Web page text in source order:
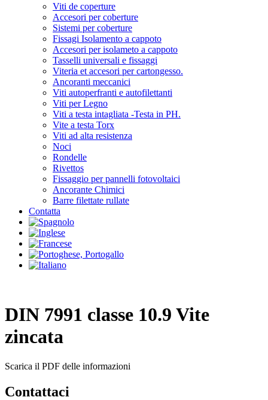
Viti de coperture
Accesori per coberture
Sistemi per coberture
Fissagi Isolamento a cappoto
Accesori per isolameto a cappoto
Tasselli universali e fissaggi
Viteria et accesori per cartongesso.
Ancoranti meccanici
Viti autoperfranti e autofilettanti
Viti per Legno
Viti a testa intagliata -Testa in PH.
Vite a testa Torx
Viti ad alta resistenza
Noci
Rondelle
Rivettos
Fissaggio per pannelli fotovoltaici
Ancorante Chimici
Barre filettate rullate
Contatta
DIN 7991 classe 10.9 Vite
zincata
Scarica il PDF delle informazioni
Contattaci